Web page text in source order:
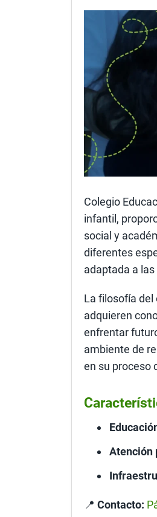
Colegio
infantil,
social y
diferentes
adaptada a
La filosofía del
adquieren
enfrentar
ambiente de
en su proceso
Atención
📍 Contacto: